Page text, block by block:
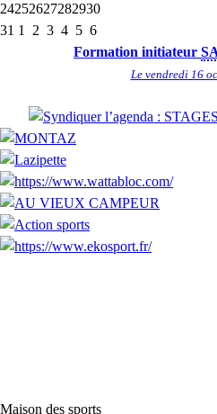
24252627282930
31 1 2 3 4 5 6
Formation initiateur
Le vendredi 16
Maison des sports